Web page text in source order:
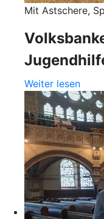
Mit Astschere,
Weiter lesen